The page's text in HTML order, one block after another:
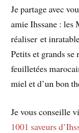
Je partage avec
amie Ihssane : les
réaliser et
Petits et grands se
feuilletées
miel et d’un bon
Je vous conseille
1001 saveurs